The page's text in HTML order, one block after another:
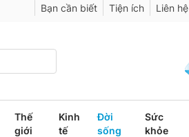
Bạn cần biết Tiện ích Liên hệ
Thế
giới
Kinh
tế
Đời
sống
Sức
khỏe